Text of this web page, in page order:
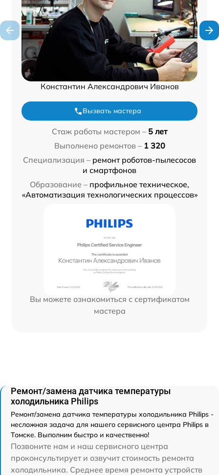
Константин Александрович Иванов
Вызвать мастера
Стаж работы мастером – 5 лет
Выполнено ремонтов – 1 320
Специализация – ремонт роботов-пылесосов
и смартфонов
Образование – профильное техническое,
«Автоматизация технологических процессов»
Вы можете ознакомиться с сертификатом
мастера
Ремонт/замена датчика температуры
холодильника Philips
Ремонт/замена датчика температуры холодильника Philips -
несложная задача для нашего сервисного центра Philips в
Томске. Выполним быстро и качественно!
Позвоните нам и наш сервисного центра
проконсультирует и озвучит стоимость ремонта
холодильника. Среднее время ремонта устройств